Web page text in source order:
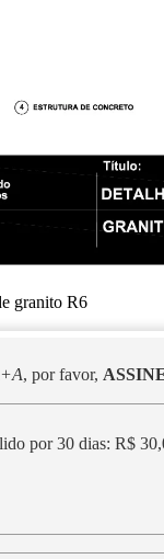
granito R6
, por favor,
por 30 dias: R$